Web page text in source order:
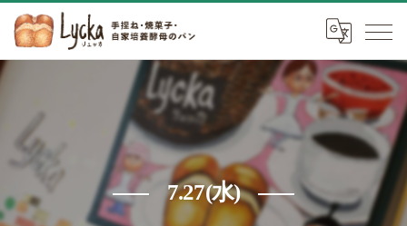
7.27(水)